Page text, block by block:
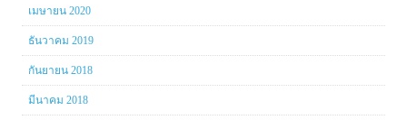
เมษายน 2020
ธันวาคม 2019
กันยายน 2018
มีนาคม 2018